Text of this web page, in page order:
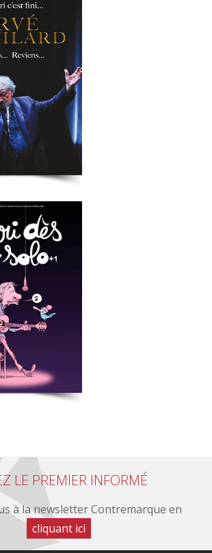
Dès
Fd
LE PREMIER INFORMÉ
à la newsletter Contremarque en
cliquant ici